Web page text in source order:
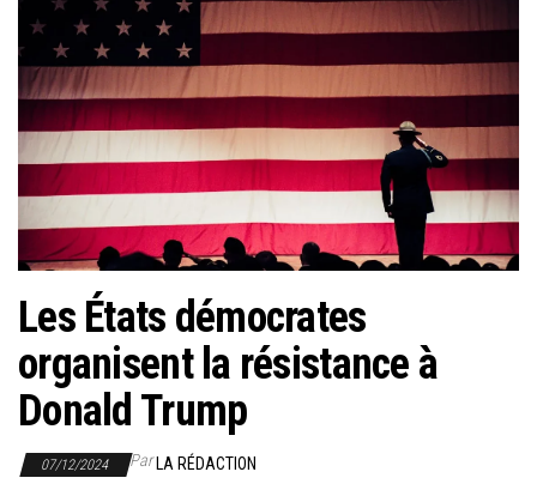
q
u
e
r
l
a
Les États démocrates
organisent la résistance à
Donald Trump
07/12/2024 ParLA RÉDACTION